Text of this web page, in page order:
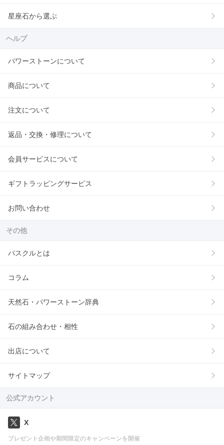
星座石から選ぶ
ヘルプ
パワーストーンについて
商品について
注文について
返品・交換・修理について
会員サービスについて
ギフトラッピングサービス
お問い合わせ
その他
パスクルとは
コラム
天然石・パワーストーン辞典
石の組み合わせ・相性
出店について
サイトマップ
公式アカウント
X
プレゼント企画や期間限定のキャンペーンを開催